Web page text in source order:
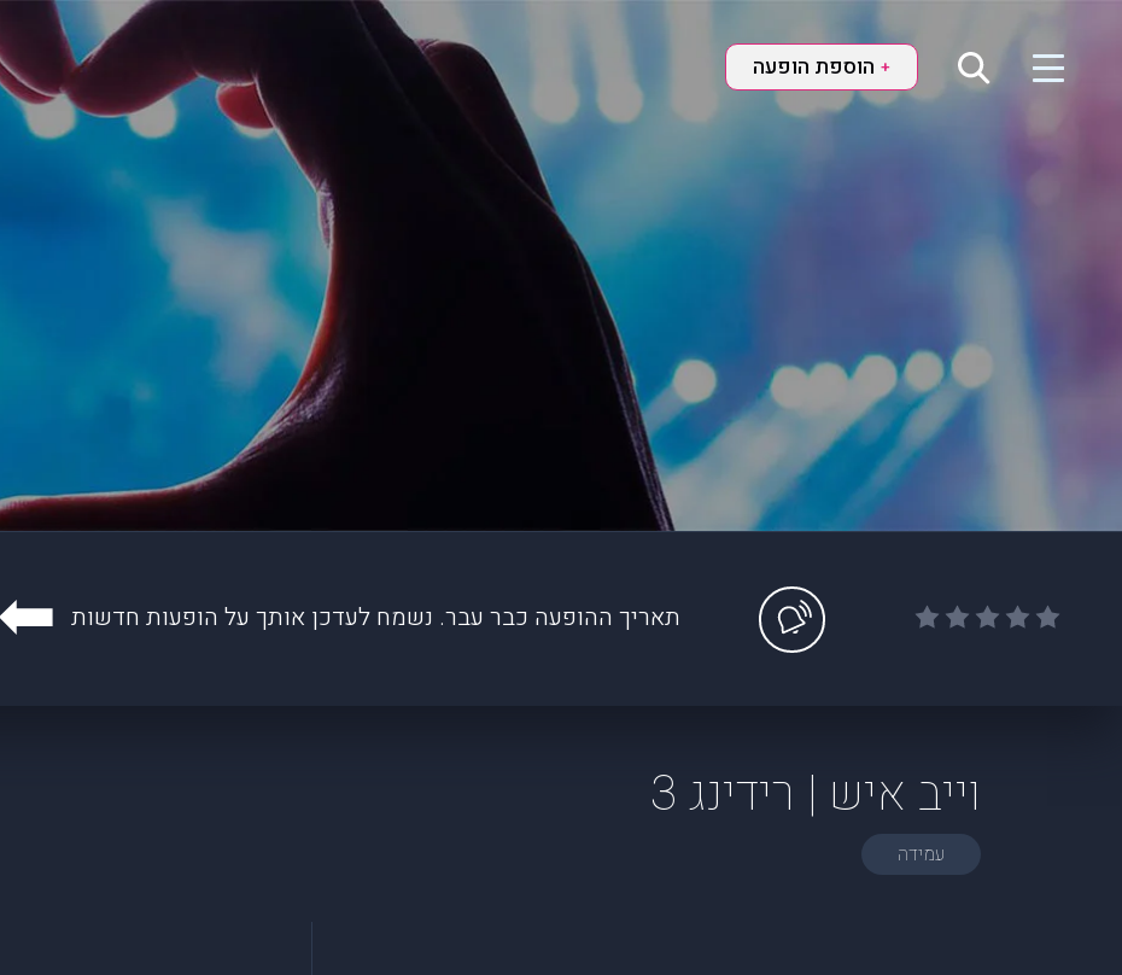
+ הוספת הופעה
תאריך ההופעה כבר עבר. נשמח לעדכן אותך על הופעות חדשות
וייב איש | רידינג 3
עמידה